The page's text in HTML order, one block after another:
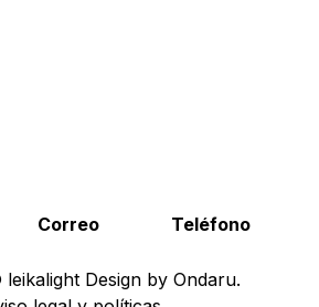
Correo Teléfono
Design by Ondaru.